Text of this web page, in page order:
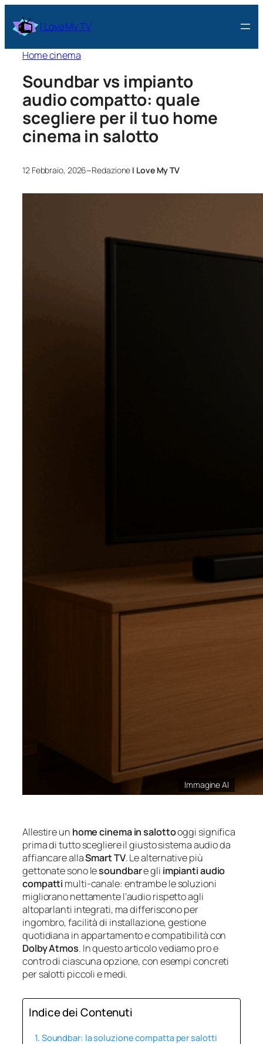
I Love My TV
Home cinema
Soundbar vs impianto
audio compatto: quale
scegliere per il tuo home
cinema in salotto
12 Febbraio, 2026–Redazione I Love My TV
Immagine AI
Allestire un home cinema in salottooggi significa
prima di tutto scegliere il giusto sistema audio da
affiancare allaSmart TV. Le alternative più
gettonate sono lesoundbare gli impianti audio
compatti multi‑canale: entrambe le soluzioni
migliorano nettamente l’audio rispetto agli
altoparlanti integrati, ma differiscono per
ingombro, facilità di installazione, gestione
quotidiana in appartamento e compatibilità con
Dolby Atmos. In questo articolo vediamo pro e
contro di ciascuna opzione, con esempi concreti
per salotti piccoli e medi.
Indice dei Contenuti
Soundbar: la soluzione compatta per salotti